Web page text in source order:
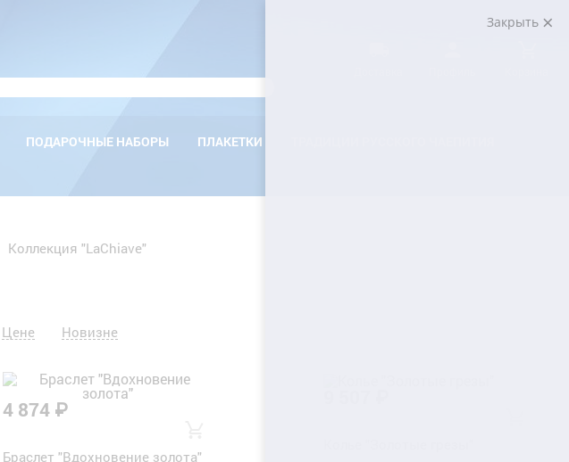
ПОДАРОЧНЫЕ НАБОРЫ ПЛАКЕТКИ
Коллекция "LaChiave"
Цене Новизне
4 874 ₽
Браслет "Вдохновение золота"
Закрыть